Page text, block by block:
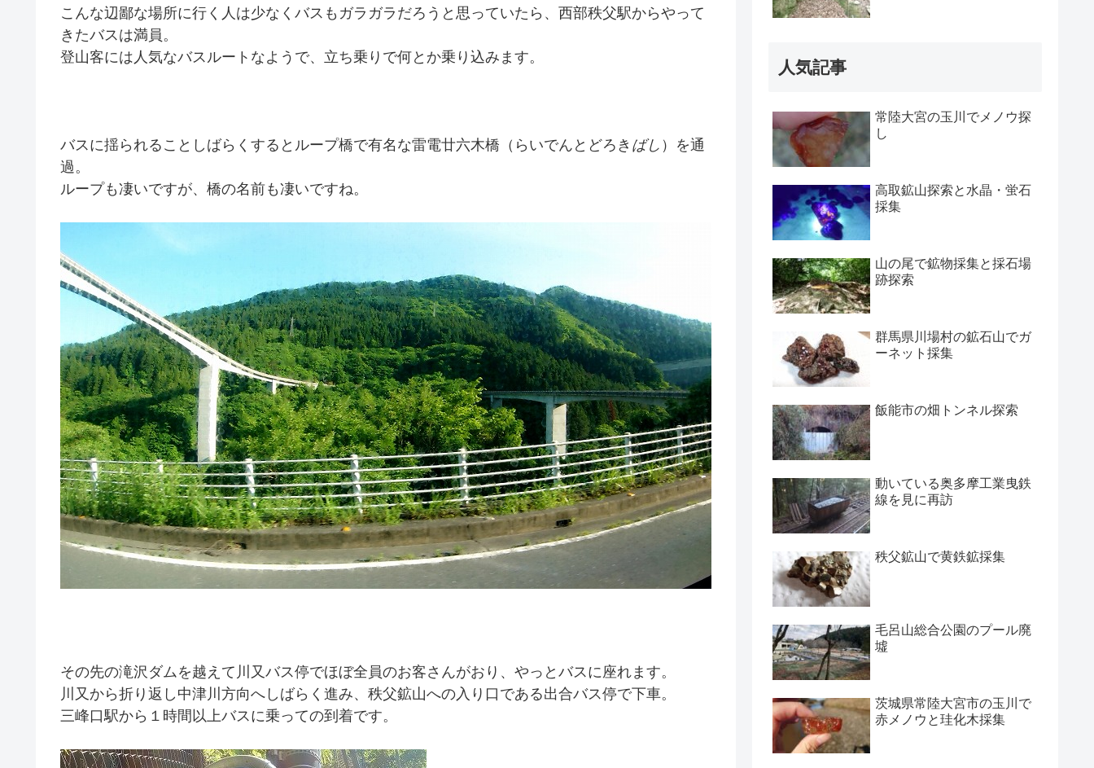
こんな辺鄙な場所に行く人は少なくバスもガラガラだろうと思っていたら、西部秩父駅からやって
きたバスは満員。
登山客には人気なバスルートなようで、立ち乗りで何とか乗り込みます。
バスに揺られることしばらくするとループ橋で有名な雷電廿六木橋（らいでんとどろき ばし ）を通
過。
ループも凄いですが、橋の名前も凄いですね。
その先の滝沢ダムを越えて川又バス停でほぼ全員のお客さんがおり、やっとバスに座れます。
川又から折り返し中津川方向へしばらく進み、秩父鉱山への入り口である出合バス停で下車。
三峰口駅から１時間以上バスに乗っての到着です。
人気記事
常陸大宮の玉川でメノウ探
し
高取鉱山探索と水晶・蛍石
採集
山の尾で鉱物採集と採石場
跡探索
群馬県川場村の鉱石山でガ
ーネット採集
飯能市の畑トンネル探索
動いている奥多摩工業曳鉄
線を見に再訪
秩父鉱山で黄鉄鉱採集
毛呂山総合公園のプール廃
墟
茨城県常陸大宮市の玉川で
赤メノウと珪化木採集